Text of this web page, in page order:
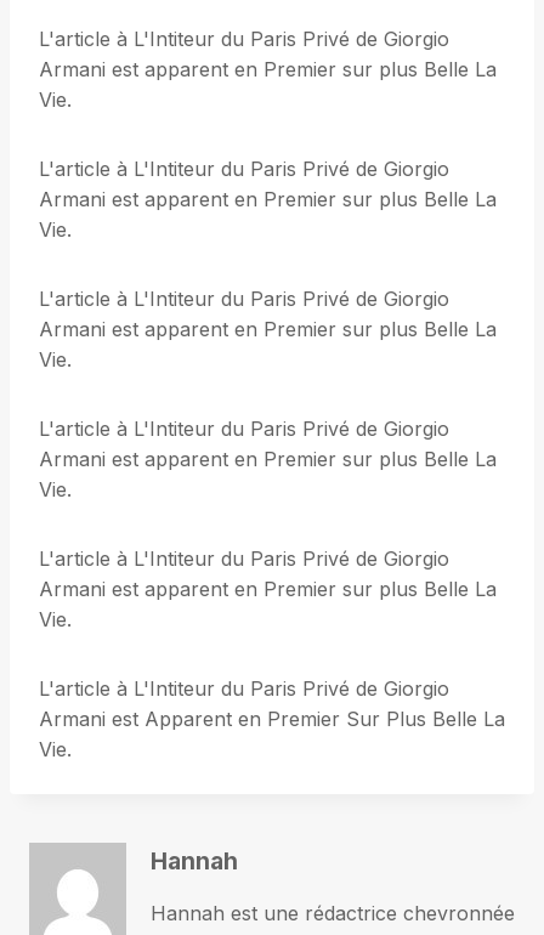
L'article à L'Intiteur du Paris Privé de Giorgio
Armani est apparent en Premier sur plus Belle La
Vie.
L'article à L'Intiteur du Paris Privé de Giorgio
Armani est apparent en Premier sur plus Belle La
Vie.
L'article à L'Intiteur du Paris Privé de Giorgio
Armani est apparent en Premier sur plus Belle La
Vie.
L'article à L'Intiteur du Paris Privé de Giorgio
Armani est apparent en Premier sur plus Belle La
Vie.
L'article à L'Intiteur du Paris Privé de Giorgio
Armani est apparent en Premier sur plus Belle La
Vie.
L'article à L'Intiteur du Paris Privé de Giorgio
Armani est Apparent en Premier Sur Plus Belle La
Vie.
Hannah
Hannah est une rédactrice chevronnée